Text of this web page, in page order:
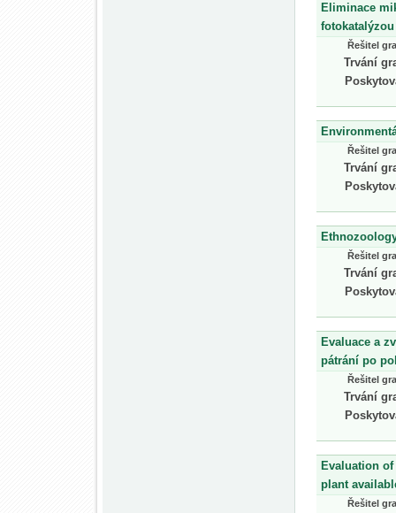
Eliminace
fotokatalýzou
Řešitel
Trvání
Řešitel
Trvání
Řešitel
Trvání
Evaluace a
pátrání po
Řešitel
Trvání
Evaluation
plant
Řešitel